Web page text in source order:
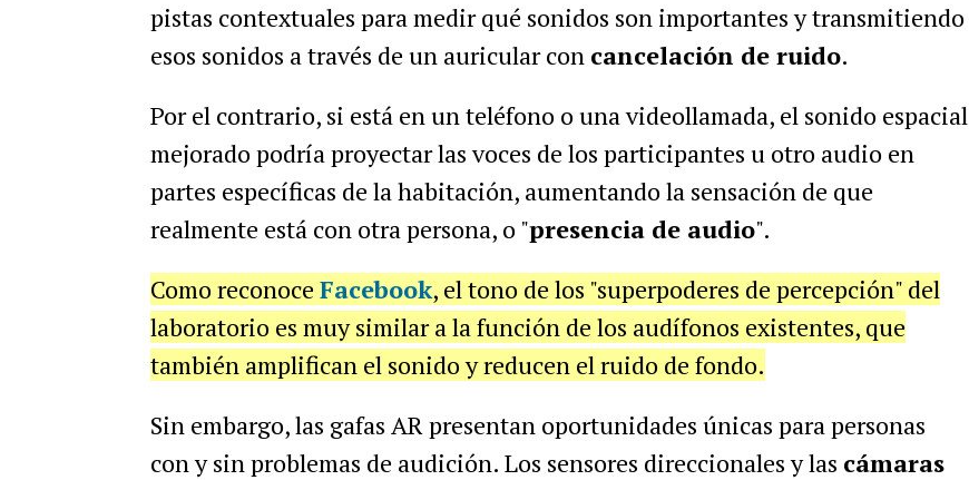
pistas contextuales para medir qué sonidos son importantes y transmitiendo
esos sonidos a través de un auricular con cancelación de ruido.
Por el contrario, si está en un teléfono o una videollamada, el sonido espacial
mejorado podría proyectar las voces de los participantes u otro audio en
partes específicas de la habitación, aumentando la sensación de que
realmente está con otra persona, o "presencia de audio".
Como reconoce Facebook, el tono de los "superpoderes de percepción" del
laboratorio es muy similar a la función de los audífonos existentes, que
también amplifican el sonido y reducen el ruido de fondo.
Sin embargo, las gafas AR presentan oportunidades únicas para personas
con y sin problemas de audición. Los sensores direccionales y las cámaras